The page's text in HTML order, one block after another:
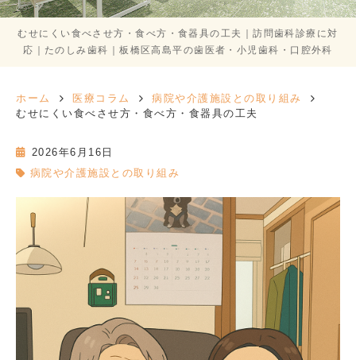
むせにくい食べさせ方・食べ方・食器具の工夫｜訪問歯科診療に対
応｜たのしみ歯科｜板橋区高島平の歯医者・小児歯科・口腔外科
ホーム 医療コラム
病院や介護施設との取り組み
むせにくい食べさせ方・食べ方・食器具の工夫
2026年6月16日
病院や介護施設との取り組み